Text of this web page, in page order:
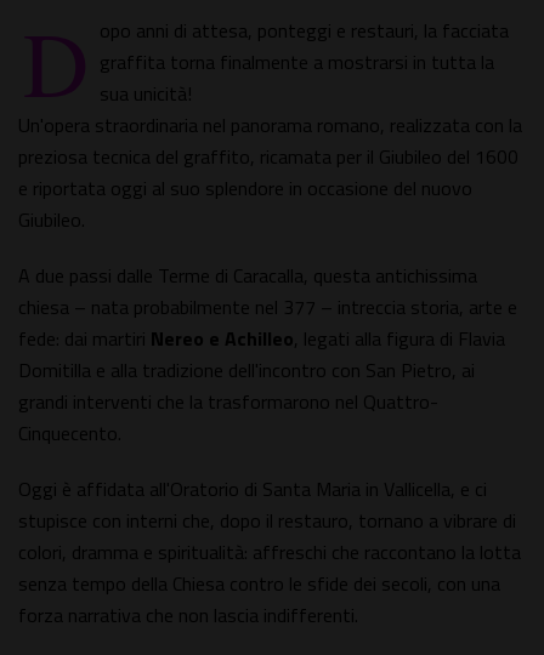
D opo anni di attesa, ponteggi e restauri, la facciata
graffita torna finalmente a mostrarsi in tutta la
sua unicità!
Un'opera straordinaria nel panorama romano, realizzata con la
preziosa tecnica del graffito, ricamata per il Giubileo del 1600
e riportata oggi al suo splendore in occasione del nuovo
Giubileo.
A due passi dalle Terme di Caracalla, questa antichissima
chiesa – nata probabilmente nel 377 – intreccia storia, arte e
fede: dai martiri Nereo e Achilleo, legati alla figura di Flavia
Domitilla e alla tradizione dell'incontro con San Pietro, ai
grandi interventi che la trasformarono nel Quattro-
Cinquecento.
Oggi è affidata all'Oratorio di Santa Maria in Vallicella, e ci
stupisce con interni che, dopo il restauro, tornano a vibrare di
colori, dramma e spiritualità: affreschi che raccontano la lotta
senza tempo della Chiesa contro le sfide dei secoli, con una
forza narrativa che non lascia indifferenti.